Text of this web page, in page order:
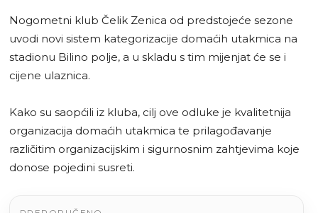
Nogometni klub Čelik Zenica od predstojeće sezone
uvodi novi sistem kategorizacije domaćih utakmica na
stadionu Bilino polje, a u skladu s tim mijenjat će se i
cijene ulaznica.
Kako su saopćili iz kluba, cilj ove odluke je kvalitetnija
organizacija domaćih utakmica te prilagođavanje
različitim organizacijskim i sigurnosnim zahtjevima koje
donose pojedini susreti.